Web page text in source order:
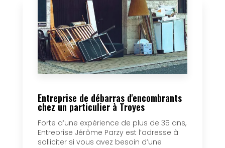
Entreprise de débarras d'encombrants
chez un particulier à Troyes
Forte d’une expérience de plus de 35 ans,
Entreprise Jérôme Parzy est l’adresse à
solliciter si vous avez besoin d’une